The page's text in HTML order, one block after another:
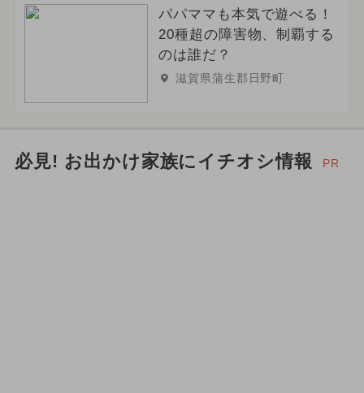
パパママも本気で遊べる！
20種超の障害物、制覇する
のは誰だ？
滋賀県蒲生郡日野町
必見! お出かけ家族にイチオシ情報 PR